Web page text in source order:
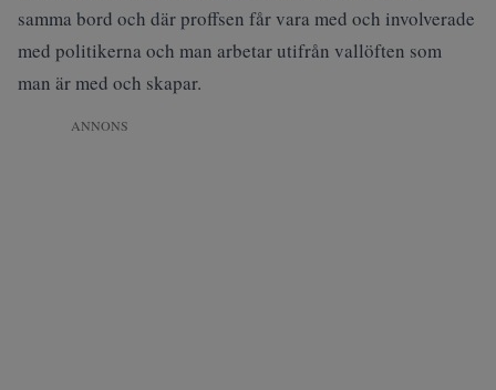
samma bord och där proffsen får vara med och involverade
med politikerna och man arbetar utifrån vallöften som
man är med och skapar.
ANNONS